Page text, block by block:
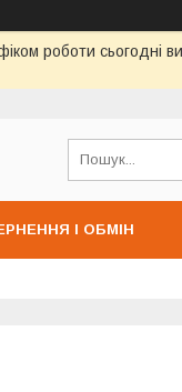
роботи
І ОБМІН